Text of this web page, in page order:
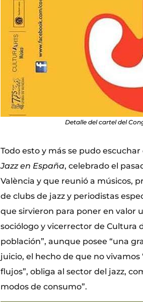
Detalle del cartel del
Todo esto y más se pudo
Jazz en España, celebrado el
València y que reunió a músicos,
de clubs de jazz y periodistas
que sirvieron para poner en valor
sociólogo y vicerrector de Cultura
población”, aunque posee “una
juicio, el hecho de que no vivamos
flujos”, obliga al sector del jazz,
modos de consumo”.